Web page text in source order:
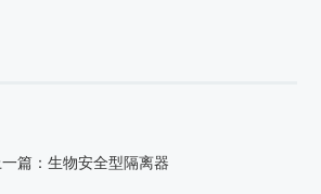
一篇：生物安全型隔离器